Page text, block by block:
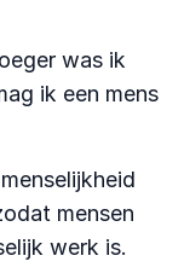
was ik
ik een mens
mensen
werk is.